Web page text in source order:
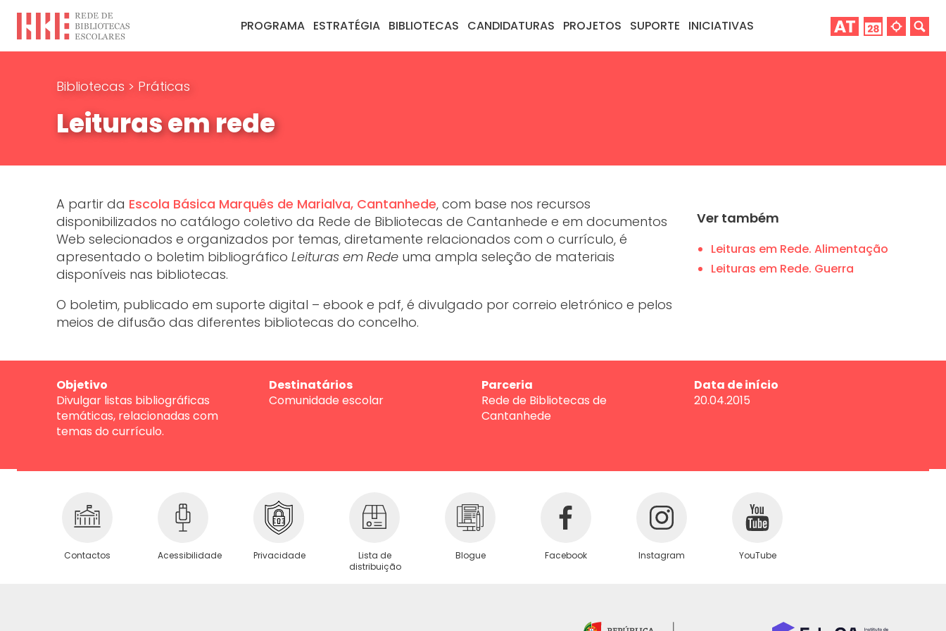
PROGRAMA ESTRATÉGIA BIBLIOTECAS CANDIDATURAS PROJETOS SUPORTE INICIATIVAS
Bibliotecas > Práticas
Leituras em rede
A partir da Escola Básica Marquês de Marialva, Cantanhede, com base nos recursos
disponibilizados no catálogo coletivo da Rede de Bibliotecas de Cantanhede e em documentos
Web selecionados e organizados por temas, diretamente relacionados com o currículo, é
apresentado o boletim bibliográfico Leituras em Rede uma ampla seleção de materiais
disponíveis nas bibliotecas.
O boletim, publicado em suporte digital – ebook e pdf, é divulgado por correio eletrónico e pelos
meios de difusão das diferentes bibliotecas do concelho.
Ver também
Leituras em Rede. Alimentação
Leituras em Rede. Guerra
Objetivo
Divulgar listas bibliográficas
temáticas, relacionadas com
temas do currículo.
Destinatários
Comunidade escolar
Parceria
Rede de Bibliotecas de
Cantanhede
Data de início
20.04.2015
Contactos Acessibilidade Privacidade
Lista de
distribuição
Blogue Facebook Instagram YouTube